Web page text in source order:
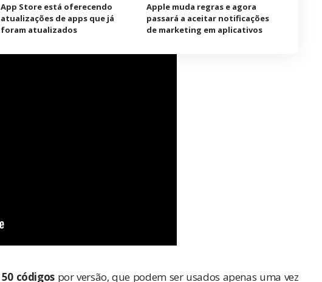
App Store está oferecendo
atualizações de apps que já
foram atualizados
Apple muda regras e agora
passará a aceitar notificações
de marketing em aplicativos
50 códigospor versão, que podem ser usados apenas uma vez